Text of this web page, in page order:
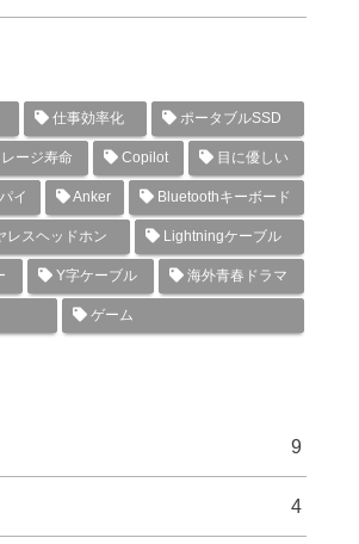
仕事効率化 ポータブルSSD
ージ寿命 Copilot 目に優しい
イ Anker Bluetoothキーボード
レスヘッドホン Lightningケーブル
Y字ケーブル 海外青春ドラマ
ゲーム
9
4